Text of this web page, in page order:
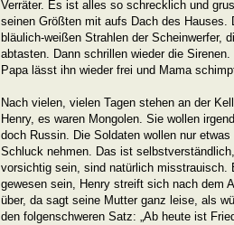
Verräter. Es ist alles so schrecklich und
seinen Größten mit aufs Dach des Hauses.
bläulich-weißen Strahlen der Scheinwerfer,
abtasten. Dann schrillen wieder die
Papa lässt ihn wieder frei und Mama
Nach vielen, vielen Tagen stehen an der
Henry, es waren Mongolen. Sie wollen
doch Russin. Die Soldaten wollen nur
Schluck nehmen. Das ist
vorsichtig sein, sind natürlich misstrauisch.
gewesen sein, Henry streift sich nach dem
über, da sagt seine Mutter ganz leise, als
den folgenschweren Satz: „Ab heute ist